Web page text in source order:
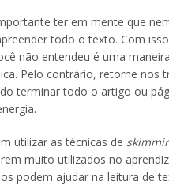
ter em mente que
todo o texto. Com
não entendeu é uma
Pelo contrário, retorne nos
terminar todo o artigo ou
utilizar as técnicas de
muito utilizados no
podem ajudar na leitura de